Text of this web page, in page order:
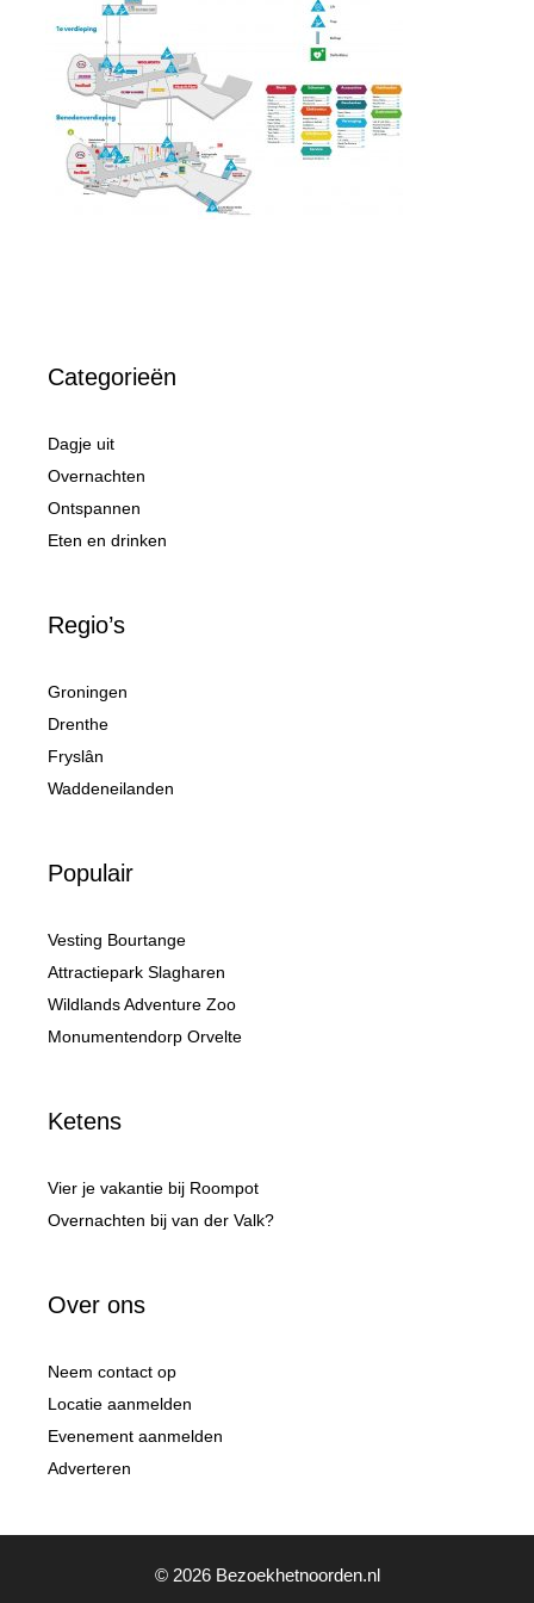
Categorieën
Dagje uit
Overnachten
Ontspannen
Eten en drinken
Regio’s
Groningen
Drenthe
Fryslân
Waddeneilanden
Populair
Vesting Bourtange
Attractiepark Slagharen
Wildlands Adventure Zoo
Monumentendorp Orvelte
Ketens
Vier je vakantie bij Roompot
Overnachten bij van der Valk?
Over ons
Neem contact op
Locatie aanmelden
Evenement aanmelden
Adverteren
© 2026 Bezoekhetnoorden.nl